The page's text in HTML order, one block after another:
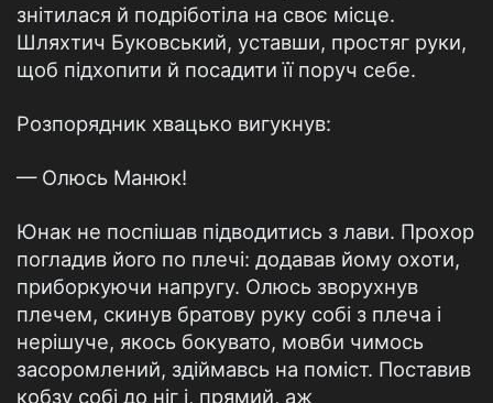
знітилася й подріботіла на своє місце.
Шляхтич Буковський, уставши, простяг руки,
щоб підхопити й посадити її поруч себе.
Розпорядник хвацько вигукнув:
— Олюсь Манюк!
Юнак не поспішав підводитись з лави. Прохор
погладив його по плечі: додавав йому охоти,
приборкуючи напругу. Олюсь зворухнув
плечем, скинув братову руку собі з плеча і
нерішуче, якось бокувато, мовби чимось
засоромлений, здіймавсь на поміст. Поставив
кобзу собі до ніг і, прямий, аж